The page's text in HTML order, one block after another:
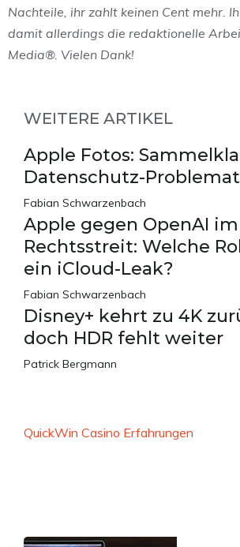
Nachteile, ihr zahlt keinen Cent mehr.
damit allerdings die redaktionelle
Media®. Vielen Dank!
WEITERE ARTIKEL
Apple Fotos:
Datenschutz-
Fabian Schwarzenbach
Apple gegen OpenAI im
Rechtsstreit: Welche
ein iCloud-Leak?
Fabian Schwarzenbach
Disney+ kehrt zu 4K
doch HDR fehlt weiter
Patrick Bergmann
QuickWin Casino Erfahrungen